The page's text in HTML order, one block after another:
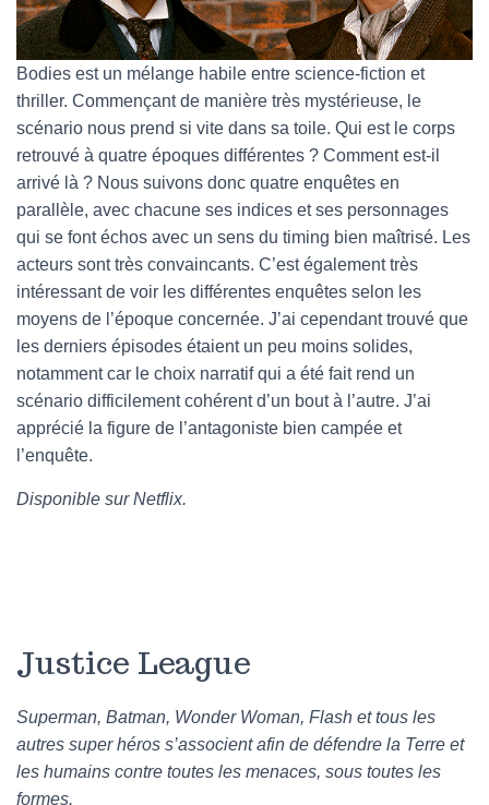
Bodies est un mélange habile entre science-fiction et
thriller. Commençant de manière très mystérieuse, le
scénario nous prend si vite dans sa toile. Qui est le corps
retrouvé à quatre époques différentes ? Comment est-il
arrivé là ? Nous suivons donc quatre enquêtes en
parallèle, avec chacune ses indices et ses personnages
qui se font échos avec un sens du timing bien maîtrisé. Les
acteurs sont très convaincants. C’est également très
intéressant de voir les différentes enquêtes selon les
moyens de l’époque concernée. J’ai cependant trouvé que
les derniers épisodes étaient un peu moins solides,
notamment car le choix narratif qui a été fait rend un
scénario difficilement cohérent d’un bout à l’autre. J’ai
apprécié la figure de l’antagoniste bien campée et
l’enquête.
Disponible sur Netflix.
Justice League
Superman, Batman, Wonder Woman, Flash et tous les
autres super héros s’associent afin de défendre la Terre et
les humains contre toutes les menaces, sous toutes les
formes.